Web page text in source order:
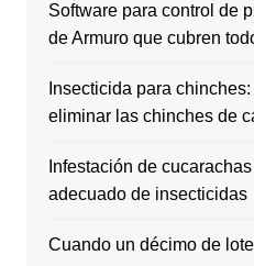
Software para control de
de Armuro que cubren
Insecticida para
eliminar las chinches de
Infestación de
adecuado de insecticidas
Cuando un décimo de